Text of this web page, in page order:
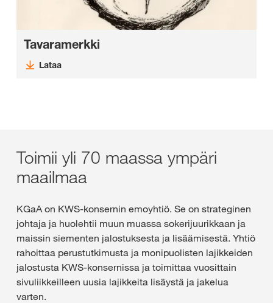
Tavaramerkki
Lataa
Toimii yli 70 maassa ympäri
maailmaa
KGaA on KWS-konsernin emoyhtiö. Se on strateginen
johtaja ja huolehtii muun muassa sokerijuurikkaan ja
maissin siementen jalostuksesta ja lisäämisestä. Yhtiö
rahoittaa perustutkimusta ja monipuolisten lajikkeiden
jalostusta KWS-konsernissa ja toimittaa vuosittain
sivuliikkeilleen uusia lajikkeita lisäystä ja jakelua
varten.